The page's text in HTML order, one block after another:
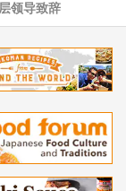
领导致辞